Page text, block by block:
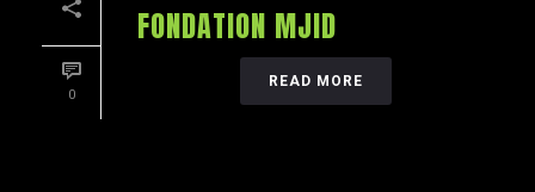
0
FONDATION MJID
READ MORE